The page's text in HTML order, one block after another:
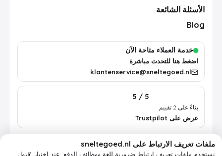
الأسئلة الشائعة
Blog
خدمة العملاء متاحة الآن
اضغط هنا للتحدث مباشرة
klantenservice@sneltegoed.nl
5 / 5
بناءً على 2 تقييم
عرض على Trustpilot
الشروطالخصوصيةسياسة ملفات تعريف الارتباطملفات تعريف الارتباط على sneltegoed.nl
نستخدم ملفات تعريف ارتباط ضرورية للغة ووظائف الدفع. عند اختيار ‘قبول